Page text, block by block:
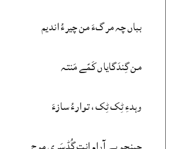
بباں چہ مرگءَ من چیرءُ اندیم
من گِندَگایاں کَمّے مَنتہ
وہدءِ ٹِک ٹِک، توارءُ سازءَ